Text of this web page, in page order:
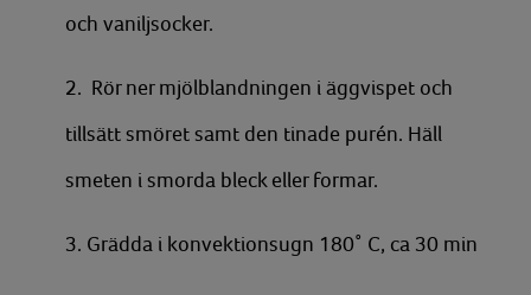
och vaniljsocker.
2. Rör ner mjölblandningen i äggvispet och
tillsätt smöret samt den tinade purén. Häll
smeten i smorda bleck eller formar.
3. Grädda i konvektionsugn 180˚ C, ca 30 min